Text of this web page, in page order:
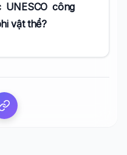
công
vật thể?